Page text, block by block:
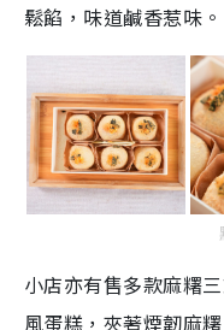
鬆餡， 味道鹹香惹味。
小店亦有售多款麻糬
風蛋糕，夾著煙韌麻